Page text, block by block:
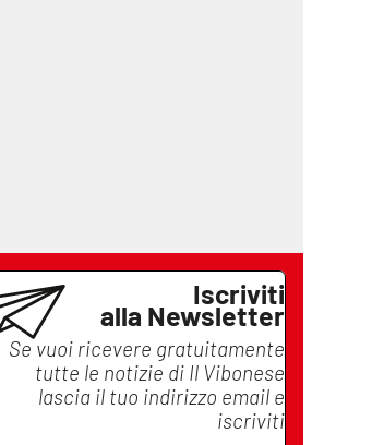
Iscriviti
alla Newsletter
Se vuoi ricevere gratuitamente
tutte le notizie di Il Vibonese
lascia il tuo indirizzo email e
iscriviti